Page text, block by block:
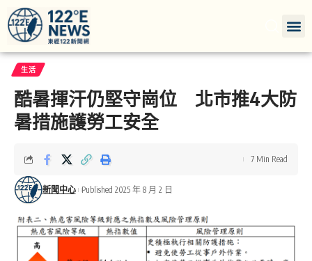
生活
酷暑揮汗仍堅守崗位 北市推4大防
暑措施護勞工安全
新聞中心 Published 2025 年 8 月 2 日
7 Min Read